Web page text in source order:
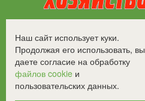
Все права защищены.
©2008-2017 - "Хозяйство"
Наш сайт использует куки.
Продолжая его использовать, вы
даете согласие на обработку
файлов cookie и
пользовательских данных.